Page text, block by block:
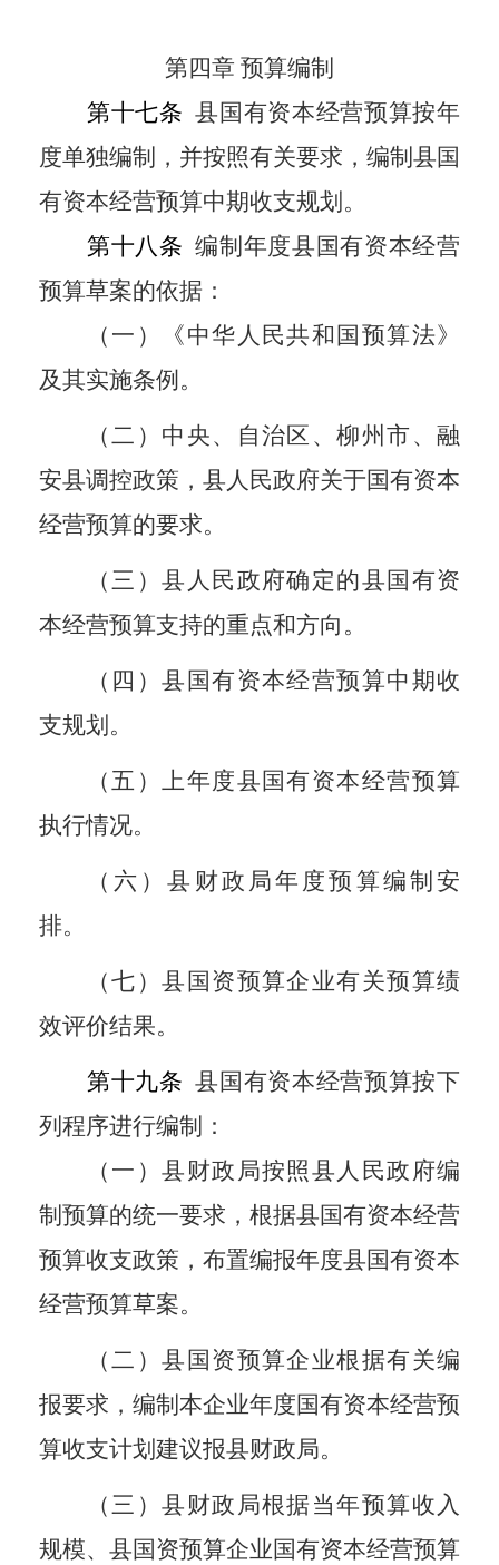
第四章 预算编制
第十七条 县国有资本经营预算按年
度单独编制，并按照有关要求，编制县国
有资本经营预算中期收支规划。
第十八条 编制年度县国有资本经营
预算草案的依据：
（一）《中华人民共和国预算法》
及其实施条例。
（二）中央、自治区、柳州市、融
安县调控政策，县人民政府关于国有资本
经营预算的要求。
（三）县人民政府确定的县国有资
本经营预算支持的重点和方向。
（四）县国有资本经营预算中期收
支规划。
（五）上年度县国有资本经营预算
执行情况。
（六）县财政局年度预算编制安
排。
（七）县国资预算企业有关预算绩
效评价结果。
第十九条 县国有资本经营预算按下
列程序进行编制：
（一）县财政局按照县人民政府编
制预算的统一要求，根据县国有资本经营
预算收支政策，布置编报年度县国有资本
经营预算草案。
（二）县国资预算企业根据有关编
报要求，编制本企业年度国有资本经营预
算收支计划建议报县财政局。
（三）县财政局根据当年预算收入
规模、县国资预算企业国有资本经营预算